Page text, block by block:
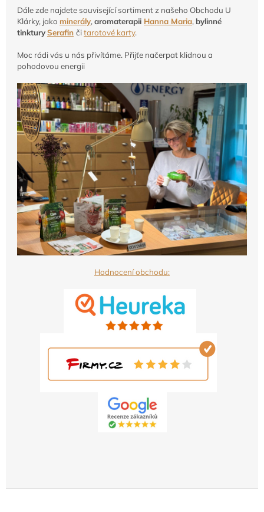
Dále zde najdete související sortiment z našeho Obchodu U
Klárky, jako minerály, aromaterapii Hanna Maria, bylinné
tinkturySerafin čitarotové karty.
Moc rádi vás u nás přivítáme. Přijťe načerpat klidnou a
pohodovou energii
Hodnocení obchodu: